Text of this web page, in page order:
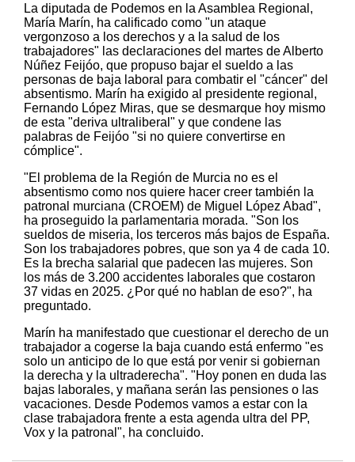
La diputada de Podemos en la Asamblea Regional,
María Marín, ha calificado como "un ataque
vergonzoso a los derechos y a la salud de los
trabajadores" las declaraciones del martes de Alberto
Núñez Feijóo, que propuso bajar el sueldo a las
personas de baja laboral para combatir el "cáncer" del
absentismo. Marín ha exigido al presidente regional,
Fernando López Miras, que se desmarque hoy mismo
de esta "deriva ultraliberal" y que condene las
palabras de Feijóo "si no quiere convertirse en
cómplice".
"El problema de la Región de Murcia no es el
absentismo como nos quiere hacer creer también la
patronal murciana (CROEM) de Miguel López Abad",
ha proseguido la parlamentaria morada. "Son los
sueldos de miseria, los terceros más bajos de España.
Son los trabajadores pobres, que son ya 4 de cada 10.
Es la brecha salarial que padecen las mujeres. Son
los más de 3.200 accidentes laborales que costaron
37 vidas en 2025. ¿Por qué no hablan de eso?", ha
preguntado.
Marín ha manifestado que cuestionar el derecho de un
trabajador a cogerse la baja cuando está enfermo "es
solo un anticipo de lo que está por venir si gobiernan
la derecha y la ultraderecha". "Hoy ponen en duda las
bajas laborales, y mañana serán las pensiones o las
vacaciones. Desde Podemos vamos a estar con la
clase trabajadora frente a esta agenda ultra del PP,
Vox y la patronal", ha concluido.